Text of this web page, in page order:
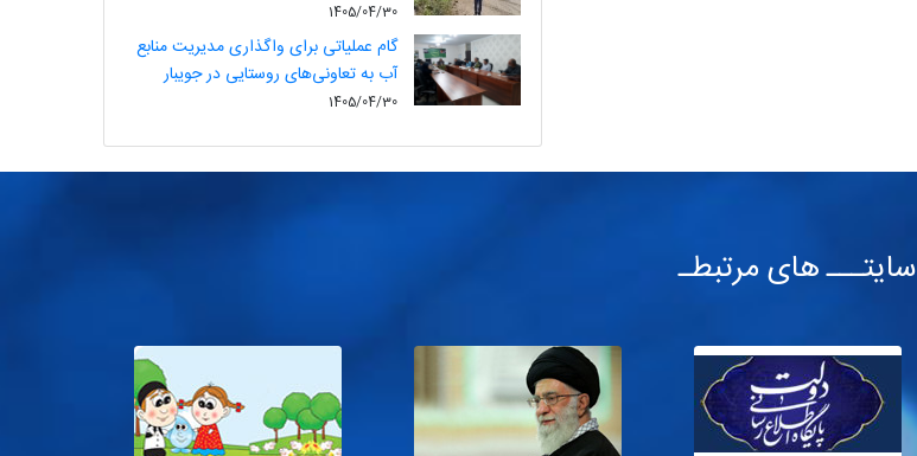
1405/04/30
گام عملیاتی برای واگذاری مدیریت منابع
آب به تعاونی‌های روستایی در جویبار
1405/04/30
سایتـــ های مرتبطـ